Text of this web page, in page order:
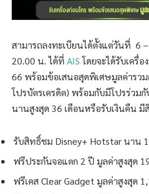
สามารถลงทะเบียนได้ตั้งแต่วันที่ 6
20.00 น. ได้ที่ AISโดยจะได้รับเครื่
66 พร้อมข้อเสนอสุดพิเศษมูลค่ารว
โปรบัตรเครดิต) พร้อมกับมีโปรร่วม
นานสูงสุด 36 เดือนหรือรับเงินคืน
รับสิทธิ์ชม Disney+ Hotstar นาน
ฟรีประกันจอแตก 2 ปี มูลค่าสูงสุด
ฟรีเคส Clear Gadget มูลค่าสูงสุด